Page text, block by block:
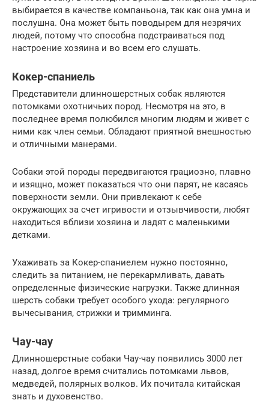
выбирается в качестве компаньона, так как она умна и
послушна. Она может быть поводырем для незрячих
людей, потому что способна подстраиваться под
настроение хозяина и во всем его слушать.
Кокер-спаниель
Представители длинношерстных собак являются
потомками охотничьих пород. Несмотря на это, в
последнее время полюбился многим людям и живет с
ними как член семьи. Обладают приятной внешностью
и отличными манерами.
Собаки этой породы передвигаются грациозно, плавно
и изящно, может показаться что они парят, не касаясь
поверхности земли. Они привлекают к себе
окружающих за счет игривости и отзывчивости, любят
находиться вблизи хозяина и ладят с маленькими
детками.
Ухаживать за Кокер-спаниелем нужно постоянно,
следить за питанием, не перекармливать, давать
определенные физические нагрузки. Также длинная
шерсть собаки требует особого ухода: регулярного
вычесывания, стрижки и тримминга.
Чау-чау
Длинношерстные собаки Чау-чау появились 3000 лет
назад, долгое время считались потомками львов,
медведей, полярных волков. Их почитала китайская
знать и духовенство.